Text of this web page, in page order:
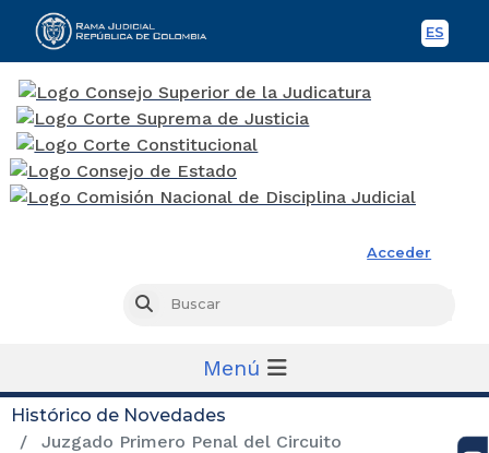
ES
Acceder
Buscar
Menú
Histórico de Novedades
Juzgado Primero Penal del Circuito